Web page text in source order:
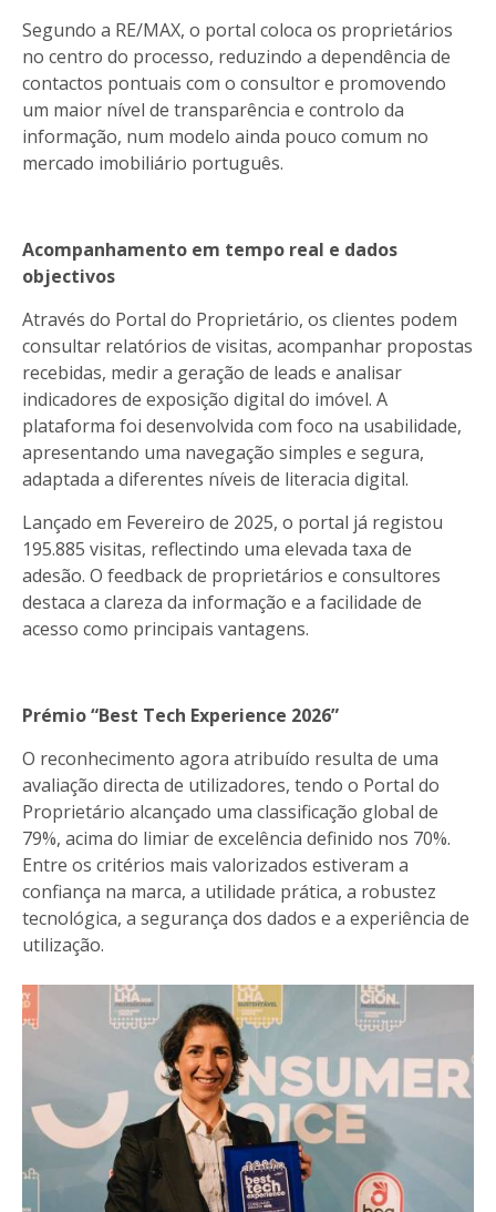
Segundo a RE/MAX, o portal coloca os proprietários
no centro do processo, reduzindo a dependência de
contactos pontuais com o consultor e promovendo
um maior nível de transparência e controlo da
informação, num modelo ainda pouco comum no
mercado imobiliário português.
Acompanhamento em tempo real e dados
objectivos
Através do Portal do Proprietário, os clientes podem
consultar relatórios de visitas, acompanhar propostas
recebidas, medir a geração de leads e analisar
indicadores de exposição digital do imóvel. A
plataforma foi desenvolvida com foco na usabilidade,
apresentando uma navegação simples e segura,
adaptada a diferentes níveis de literacia digital.
Lançado em Fevereiro de 2025, o portal já registou
195.885 visitas, reflectindo uma elevada taxa de
adesão. O feedback de proprietários e consultores
destaca a clareza da informação e a facilidade de
acesso como principais vantagens.
Prémio “Best Tech Experience 2026”
O reconhecimento agora atribuído resulta de uma
avaliação directa de utilizadores, tendo o Portal do
Proprietário alcançado uma classificação global de
79%, acima do limiar de excelência definido nos 70%.
Entre os critérios mais valorizados estiveram a
confiança na marca, a utilidade prática, a robustez
tecnológica, a segurança dos dados e a experiência de
utilização.